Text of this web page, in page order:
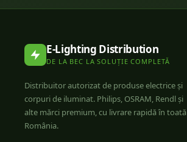
E-Lighting Distribution
DE LA BEC LA SOLUȚIE COMPLETĂ
Distribuitor autorizat de produse electrice și
corpuri de iluminat. Philips, OSRAM, Rendl și
alte mărci premium, cu livrare rapidă în toată
România.